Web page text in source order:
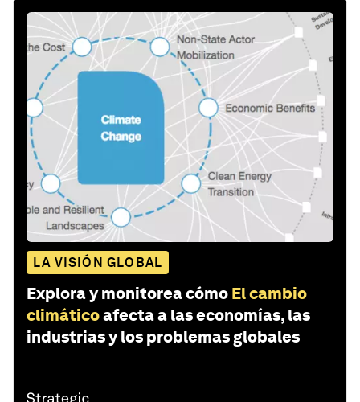
LA VISIÓN GLOBAL
Explora y monitorea cómo El cambio
climáticoafecta a las economías, las
industrias y los problemas globales